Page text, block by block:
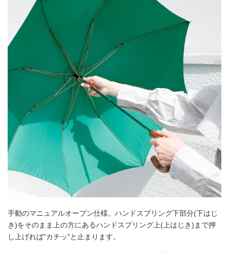
手動のマニュアルオープン仕様。ハンドスプリング下部分(下はじ
き)をそのまま上の方にあるハンドスプリング上(上はじき)まで押
し上げれば"カチッ"と止まります。